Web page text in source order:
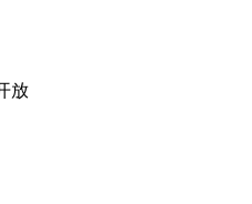
放